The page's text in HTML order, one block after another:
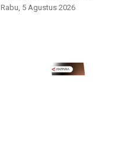
Rabu, 5 Agustus 2026